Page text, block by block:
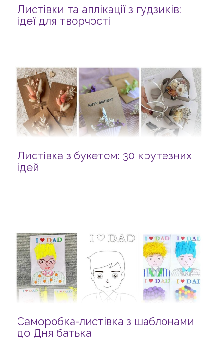
Листівки та аплікації з гудзиків:
ідеї для творчості
Листівка з букетом: 30 крутезних
ідей
Саморобка-листівка з шаблонами
до Дня батька